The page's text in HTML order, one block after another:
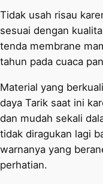
Tidak usah risau
sesuai dengan
tenda membrane
tahun pada cuaca
Material yang
daya Tarik saat ini
dan mudah sekali
tidak diragukan lagi
warnanya yang
perhatian.